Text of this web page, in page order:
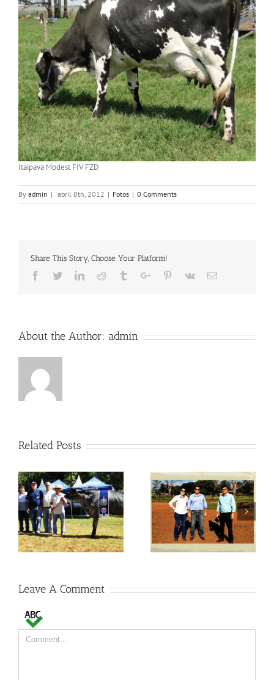
Itaipava Modest FIV FZD
By admin | abril 8th, 2012 | Fotos | 0 Comments
Share This Story, Choose Your Platform!
Facebook
TwitterLinkedinReddit TumblrGoogle+Pinterest
Vk Email
About the Author: admin
Related Posts
Visitas no Fazendão Visitas no Fazendão
Leave A Comment
Comment